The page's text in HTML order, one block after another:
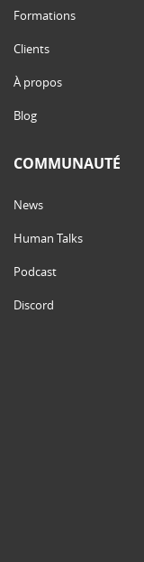
Formations
Clients
À propos
Blog
COMMUNAUTÉ
News
Human Talks
Podcast
Discord